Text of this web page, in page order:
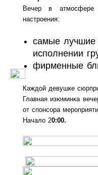
Вечер в атмосфере
настроения:
самые лучшие
исполнении
фирменные
Каждой девушке
Главная изюминка
от спонсора
Начало 20:00.